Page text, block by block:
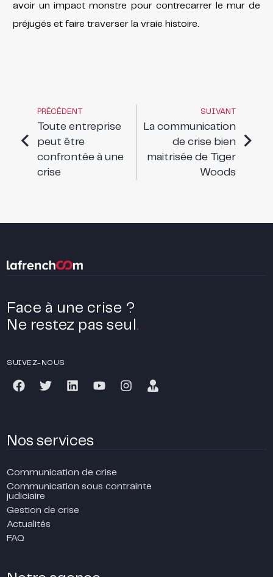
avoir un impact monstre pour contrecarrer le mur de
préjugés et faire traverser la vraie histoire.
PRÉCÉDENT
Toute entreprise
peut être
confrontée à une
crise
SUIVANT
La communication
de crise bien
maitrisée de Tiger
Woods
Face à une crise ?
Ne restez pas seul .
SUIVEZ-NOUS
Nos services
Communication de crise
Communication sous contrainte
judiciaire
Gestion de crise
Actualités
FAQ